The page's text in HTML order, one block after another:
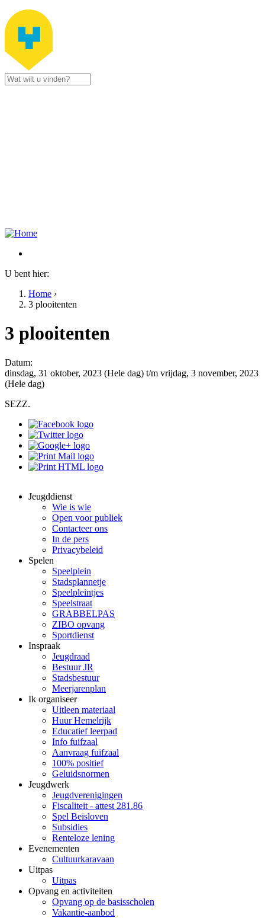
Jump to navigation
U bent hier:
Home ›
3 plooitenten
3 plooitenten
Datum:
dinsdag, 31 oktober, 2023 (Hele dag) t/m vrijdag, 3 november, 2023
(Hele dag)
SEZZ.
Jeugddienst
Wie is wie
Open voor publiek
Contacteer ons
In de pers
Privacybeleid
Spelen
Speelplein
Stadsplannetje
Speelpleintjes
Speelstraat
GRABBELPAS
ZIBO opvang
Sportdienst
Inspraak
Jeugdraad
Bestuur JR
Stadsbestuur
Meerjarenplan
Ik organiseer
Uitleen materiaal
Huur Hemelrijk
Educatief leerpad
Info fuifzaal
Aanvraag fuifzaal
100% positief
Geluidsnormen
Jeugdwerk
Jeugdverenigingen
Fiscaliteit - attest 281.86
Spel Beisloven
Subsidies
Renteloze lening
Evenementen
Cultuurkaravaan
Uitpas
Uitpas
Opvang en activiteiten
Opvang op de basisscholen
Vakantie-aanbod